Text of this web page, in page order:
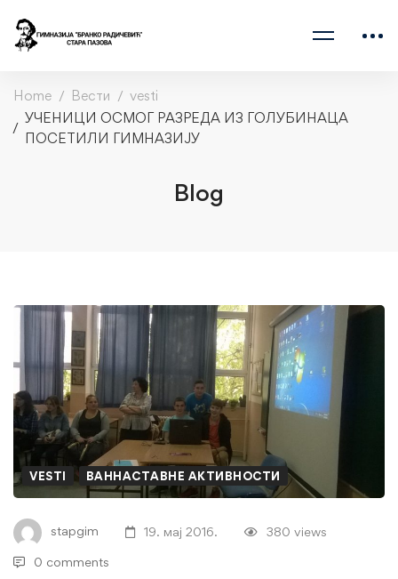
Home Вести
vesti
УЧЕНИЦИ ОСМОГ РАЗРЕДА ИЗ ГОЛУБИНАЦА
ПОСЕТИЛИ ГИМНАЗИЈУ
Blog
УЧЕНИЦИ
ОСМОГ
РАЗРЕДА
ИЗ
ГОЛУБИНАЦА
ПОСЕТИЛИ
ГИМНАЗИЈУ
VESTI ВАННАСТАВНЕ АКТИВНОСТИ
stapgim 19. мај 2016. 380 views
0 comments